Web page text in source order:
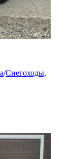
/Снегоходы,